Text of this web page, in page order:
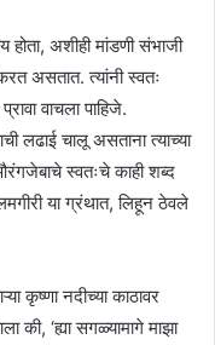
होता, अशीही मांडणी संभाजी
असतात. त्यांनी स्वतः
वाचला पाहिजे.
लढाई चालू असताना त्याच्या
स्वतःचे काही शब्द
या ग्रंथात, लिहून ठेवले
कृष्णा नदीच्या काठावर
की, ‘ह्या सगळ्यामागे माझा